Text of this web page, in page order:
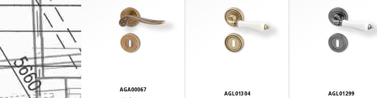
AGA00067
AGL01304 AGL01299